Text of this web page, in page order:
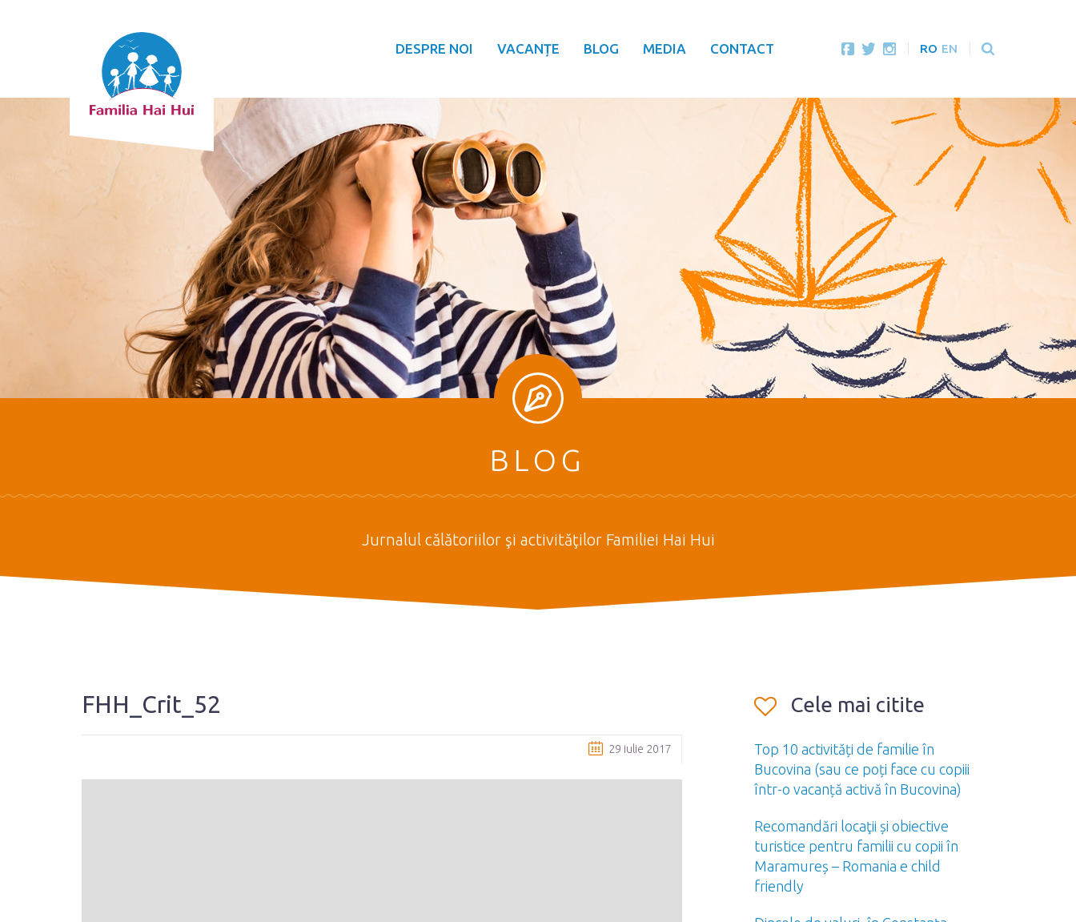
DESPRE NOI VACANȚE BLOG MEDIA CONTACT RO EN
BLOG
Jurnalul călătoriilor şi activităţilor Familiei Hai Hui
FHH_Crit_52
29 iulie 2017
Cele mai citite
Top 10 activități de familie în
Bucovina (sau ce poți face cu copiii
într-o vacanță activă în Bucovina)
Recomandări locaţii și obiective
turistice pentru familii cu copii în
Maramureș – Romania e child
friendly